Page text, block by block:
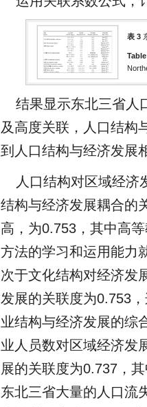
表 3
结果显示东北三省人
及高度关联，人口结构
到人口结构与经济发展
人口结构对区域经
结构与经济发展耦合的
高，为0.753，其中高
方法的学习和运用能力
次于文化结构对经济发
发展的关联度为0.753
业结构与经济发展的综
业人员数对区域经济发
展的关联度为0.737，
东北三省大量的人口流